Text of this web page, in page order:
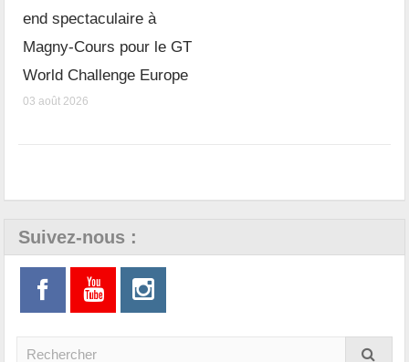
end spectaculaire à
Magny-Cours pour le GT
World Challenge Europe
03 août 2026
Suivez-nous :